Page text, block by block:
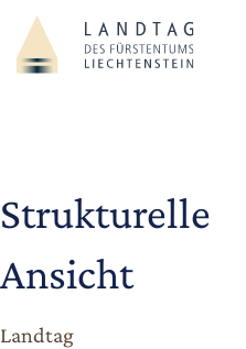
Strukturelle
Ansicht
Landtag